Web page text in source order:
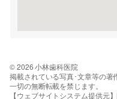
© 2026 小林歯科医院
掲載されている写真･文章等の著
一切の無断転載を禁じます。
【ウェブサイトシステム提供元